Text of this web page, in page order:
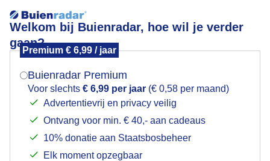
Welkom bij Buienradar, hoe wil je verder
gaan?
Premium € 6,99 / jaar
Buienradar Premium
Voor slechts € 6,99 per jaar (€ 0,58 per maand)
Advertentievrij en privacy veilig
Ontvang voor min. € 40,- aan cadeaus
10% donatie aan Staatsbosbeheer
Elk moment opzegbaar
Bewolking en minder blauw
Mogen we je locatie gebruiken voor het
Indien je hier nog geen akkoord op hebt gegeven,
verschijnt er zo een pop-up uit je browser waarin